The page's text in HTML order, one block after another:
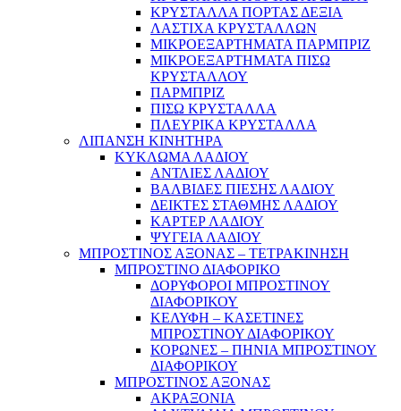
ΚΡΥΣΤΑΛΛΑ ΠΟΡΤΑΣ ΔΕΞΙΑ
ΛΑΣΤΙΧΑ ΚΡΥΣΤΑΛΛΩΝ
ΜΙΚΡΟΕΞΑΡΤΗΜΑΤΑ ΠΑΡΜΠΡΙΖ
ΜΙΚΡΟΕΞΑΡΤΗΜΑΤΑ ΠΙΣΩ
ΚΡΥΣΤΑΛΛΟΥ
ΠΑΡΜΠΡΙΖ
ΠΙΣΩ ΚΡΥΣΤΑΛΛΑ
ΠΛΕΥΡΙΚΑ ΚΡΥΣΤΑΛΛΑ
ΛΙΠΑΝΣΗ ΚΙΝΗΤΗΡΑ
ΚΥΚΛΩΜΑ ΛΑΔΙΟΥ
ΑΝΤΛΙΕΣ ΛΑΔΙΟΥ
ΒΑΛΒΙΔΕΣ ΠΙΕΣΗΣ ΛΑΔΙΟΥ
ΔΕΙΚΤΕΣ ΣΤΑΘΜΗΣ ΛΑΔΙΟΥ
ΚΑΡΤΕΡ ΛΑΔΙΟΥ
ΨΥΓΕΙΑ ΛΑΔΙΟΥ
ΜΠΡΟΣΤΙΝΟΣ ΑΞΟΝΑΣ – ΤΕΤΡΑΚΙΝΗΣΗ
ΜΠΡΟΣΤΙΝΟ ΔΙΑΦΟΡΙΚΟ
ΔΟΡΥΦΟΡΟΙ ΜΠΡΟΣΤΙΝΟΥ
ΔΙΑΦΟΡΙΚΟΥ
ΚΕΛΥΦΗ – ΚΑΣΕΤΙΝΕΣ
ΜΠΡΟΣΤΙΝΟΥ ΔΙΑΦΟΡΙΚΟΥ
ΚΟΡΩΝΕΣ – ΠΗΝΙΑ ΜΠΡΟΣΤΙΝΟΥ
ΔΙΑΦΟΡΙΚΟΥ
ΜΠΡΟΣΤΙΝΟΣ ΑΞΟΝΑΣ
ΑΚΡΑΞΟΝΙΑ